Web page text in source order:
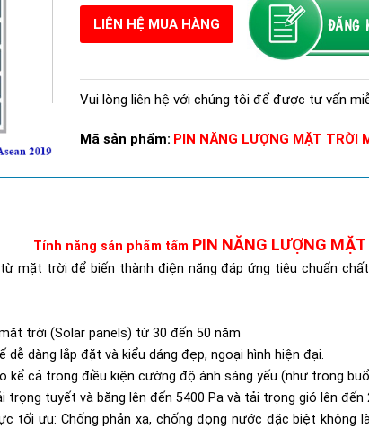
LIÊN HỆ MUA HÀNG
Vui lòng liên hệ với chúng tôi để được tư vấn
Mã sản phẩm: PIN NĂNG LƯỢNG MẶT TRỜI
Tính năng sản phẩm tấm PIN NĂNG LƯỢNG
mặt trời để biến thành điện năng đáp ứng tiêu chuẩn chất
trời (Solar panels) từ 30 đến 50 năm
dễ dàng lắp đặt và kiểu dáng đẹp, ngoại hình hiện đại.
kể cả trong điều kiện cường độ ánh sáng yếu (như trong
tuyết và băng lên đến 5400 Pa và tải trọng gió lên đến
tối ưu: Chống phản xạ, chống đọng nước đặc biệt không